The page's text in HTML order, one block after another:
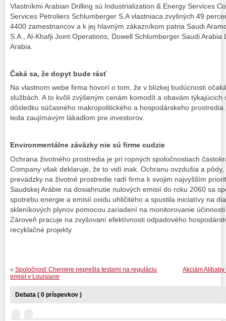
Vlastníkmi Arabian Drilling sú Industrialization & Energy Services
Services Petroliers Schlumberger S.A vlastniaca zvyšných 49
4400 zamestnancov a k jej hlavným zákazníkom patria Saudi
S.A., Al-Khafji Joint Operations, Dowell Schlumberger Saudi Arabia
Arabia.
Čaká sa, že dopyt bude rásť
Na vlastnom webe firma hovorí o tom, že v blízkej budúcnosti
službách. A to kvôli zvýšeným cenám komodít a obavám
dôsledku súčasného makropolitického a hospodárskeho
teda zaujímavým lákadlom pre investorov.
Environmentálne záväzky nie sú firme cudzie
Ochrana životného prostredia je pri ropných spoločnostiach
Company však deklaruje, že to vidí inak. Ochranu ovzdušia a
prevádzky na životné prostredie radí firma k svojim najvyšším
Saudskej Arábie na dosiahnutie nulových emisií do roku 2060 sa
spotrebu energie a emisií oxidu uhličitého a spustila iniciatívy na
skleníkových plynov pomocou zariadení na monitorovanie
Zároveň pracuje na zvyšovaní efektívnosti odpadového
recyklačné projekty.
Akciám
« Spoločnosť Cheniere neprešla testami na reguláciu
emisií v Louisiane
Debata ( 0 príspevkov )